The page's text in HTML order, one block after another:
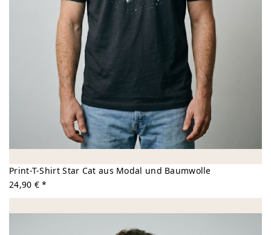
Print-T-Shirt Star Cat aus Modal und Baumwolle
24,90 € *